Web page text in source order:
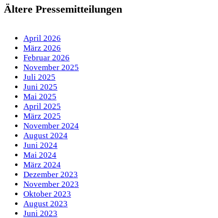
Ältere Pressemitteilungen
April 2026
März 2026
Februar 2026
November 2025
Juli 2025
Juni 2025
Mai 2025
April 2025
März 2025
November 2024
August 2024
Juni 2024
Mai 2024
März 2024
Dezember 2023
November 2023
Oktober 2023
August 2023
Juni 2023